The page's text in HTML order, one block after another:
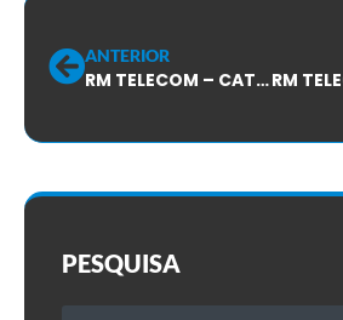
ANTERIOR
RM TELECOM – CATEGORIA DECIDE SOBRE ACORDO COLETIVO DE TRABALHO DE 2012/2013
PESQUISA